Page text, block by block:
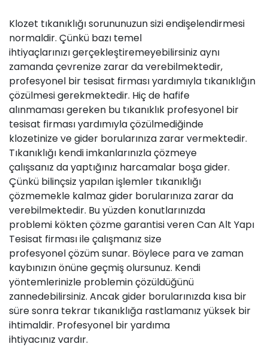
Klozet tıkanıklığı sorununuzun sizi endişelendirmesi
normaldir. Çünkü bazı temel
ihtiyaçlarınızı gerçekleştiremeyebilirsiniz aynı
zamanda çevrenize zarar da verebilmektedir,
profesyonel bir tesisat firması yardımıyla tıkanıklığın
çözülmesi gerekmektedir. Hiç de hafife
alınmaması gereken bu tıkanıklık profesyonel bir
tesisat firması yardımıyla çözülmediğinde
klozetinize ve gider borularınıza zarar vermektedir.
Tıkanıklığı kendi imkanlarınızla çözmeye
çalışsanız da yaptığınız harcamalar boşa gider.
Çünkü bilinçsiz yapılan işlemler tıkanıklığı
çözmemekle kalmaz gider borularınıza zarar da
verebilmektedir. Bu yüzden konutlarınızda
problemi kökten çözme garantisi veren Can Alt Yapı
Tesisat firması ile çalışmanız size
profesyonel çözüm sunar. Böylece para ve zaman
kaybınızın önüne geçmiş olursunuz. Kendi
yöntemlerinizle problemin çözüldüğünü
zannedebilirsiniz. Ancak gider borularınızda kısa bir
süre sonra tekrar tıkanıklığa rastlamanız yüksek bir
ihtimaldir. Profesyonel bir yardıma
ihtiyacınız vardır.